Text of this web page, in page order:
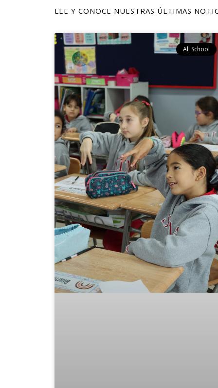
LEE Y CONOCE NUESTRAS ÚLTIMAS
All School